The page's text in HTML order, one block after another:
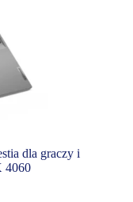
dla graczy i
4060